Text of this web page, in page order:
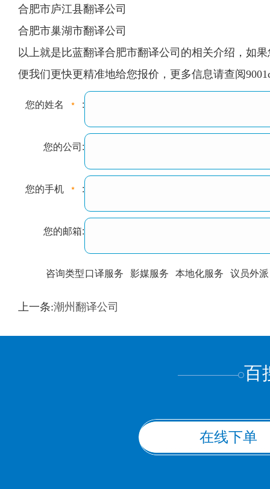
合肥市庐江县翻译公司
合肥市巢湖市翻译公司
以上就是比蓝翻译合肥市翻译公司的相关介绍，如
便我们更快更精准地给您报价，更多信息请查阅
您的姓名 :
您的公司:
您的手机 :
您的邮箱:
咨询类型口译服务 影媒服务 本地化服务 议员外派
训翻译
上一条:潮州翻译公司
百
在线下单